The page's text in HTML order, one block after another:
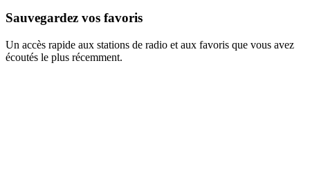
Sauvegardez vos favoris
Un accès rapide aux stations de radio et aux favoris que vous avez
écoutés le plus récemment.